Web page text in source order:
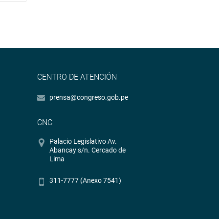
CENTRO DE ATENCIÓN
prensa@congreso.gob.pe
CNC
Palacio Legislativo Av.
Abancay s/n. Cercado de
Lima
311-7777 (Anexo 7541)